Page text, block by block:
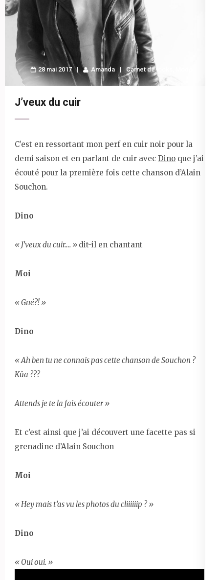
28 mai 2017 Amanda Carnet de looks
J’veux du cuir
C’est en ressortant mon perf en cuir noir pour la
demi saison et en parlant de cuir avec Dino que j’ai
écouté pour la première fois cette chanson d’Alain
Souchon.
Dino
« J’veux du cuir…. » dit-il en chantant
Moi
« Gné?! »
Dino
« Ah ben tu ne connais pas cette chanson de Souchon ?
Kûa ???
Attends je te la fais écouter »
Et c’est ainsi que j’ai découvert une facette pas si
grenadine d’Alain Souchon
Moi
« Hey mais t’as vu les photos du cliiiiiip ? »
Dino
« Oui oui. »